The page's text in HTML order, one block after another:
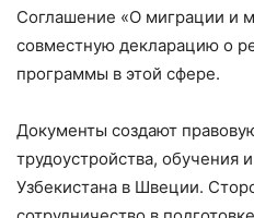
Соглашение «О миграции и
совместную декларацию о
программы в этой сфере.
Документы создают
трудоустройства, обучения
Узбекистана в Швеции.